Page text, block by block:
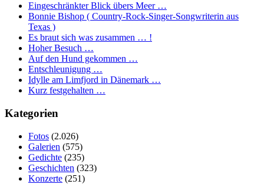
Eingeschränkter Blick übers Meer …
Bonnie Bishop ( Country-Rock-Singer-Songwriterin aus
Texas )
Es braut sich was zusammen … !
Hoher Besuch …
Auf den Hund gekommen …
Entschleunigung …
Idylle am Limfjord in Dänemark …
Kurz festgehalten …
Kategorien
Fotos (2.026)
Galerien (575)
Gedichte (235)
Geschichten (323)
Konzerte (251)